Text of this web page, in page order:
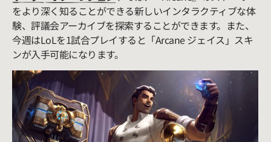
をより深く知ることができる新しいインタラクティブな体
験、評議会アーカイブを探索することができます。また、
今週はLoLを1試合プレイすると「Arcane ジェイス」スキ
ンが入手可能になります。